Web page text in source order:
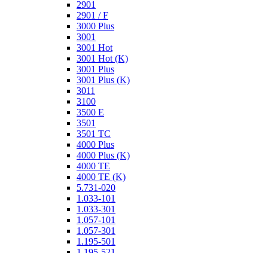
2901
2901 / F
3000 Plus
3001
3001 Hot
3001 Hot (K)
3001 Plus
3001 Plus (K)
3011
3100
3500 E
3501
3501 TC
4000 Plus
4000 Plus (K)
4000 TE
4000 TE (K)
5.731-020
1.033-101
1.033-301
1.057-101
1.057-301
1.195-501